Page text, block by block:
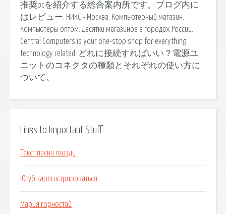
推奨pcを紹介する総合案内所です。ブログ内に
はレビュー. НИКС - Москва. Компьютерный магазин.
Компьютеры оптом. Десятки магазинов в городах России.
Central Computers is your one-stop shop for everything
technology related. どれに接続すればいい？電源ユ
ニットのコネクタの種類とそれぞれの使い方に
ついて。.
Links to Important Stuff
Текст песни гвозди
Ютуб зарегистрироваться
Мария горностай